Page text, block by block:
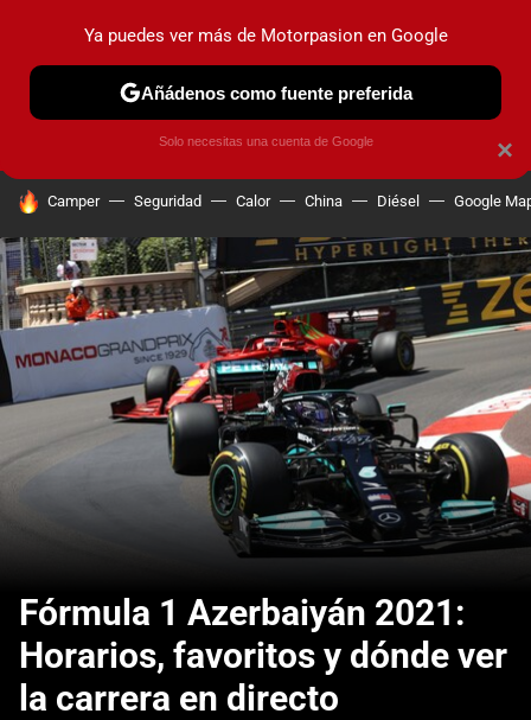
PRUEBAS COCHES ELÉCTRICOS OBSERVATORIO
HOY SE HABLA DE
Camper Seguridad Calor China Diésel Google
Fórmula 1 Azerbaiyán 2021:
Horarios, favoritos y dónde ver
la carrera en directo
×
Ya puedes ver más de Motorpasion en Google
Añádenos como fuente preferida
Solo necesitas una cuenta de Google